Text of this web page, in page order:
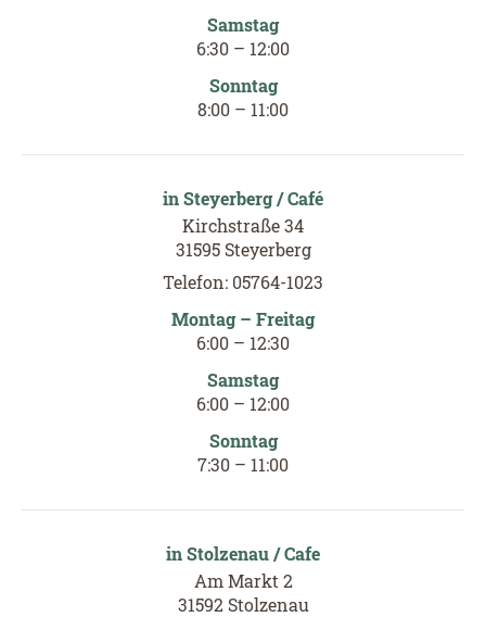
Samstag
6:30 – 12:00
Sonntag
8:00 – 11:00
in Steyerberg / Café
Kirchstraße 34
31595 Steyerberg
Telefon: 05764-1023
Montag – Freitag
6:00 – 12:30
Samstag
6:00 – 12:00
Sonntag
7:30 – 11:00
in Stolzenau / Cafe
Am Markt 2
31592 Stolzenau